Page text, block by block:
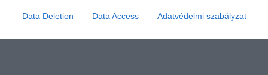
Data Deletion Data Access Adatvédelmi szabályzat
bankautomatát…